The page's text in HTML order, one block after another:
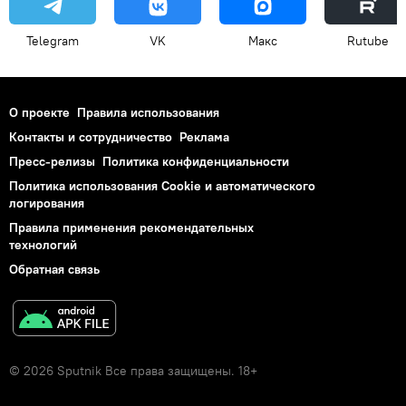
Telegram VK Макс Rutube
О проекте Правила использования
Контакты и сотрудничество Реклама
Пресс-релизы Политика конфиденциальности
Политика использования Cookie и автоматического
логирования
Правила применения рекомендательных
технологий
Обратная связь
© 2026 Sputnik Все права защищены. 18+